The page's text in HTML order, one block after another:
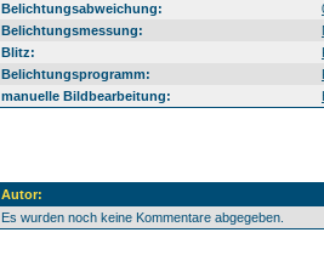
Belichtungsabweichung:
Belichtungsmessung:
Blitz:
Belichtungsprogramm:
manuelle Bildbearbeitung:
Autor:
Es wurden noch keine Kommentare abgegeben.